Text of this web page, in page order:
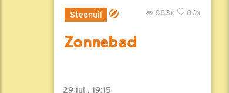
Steenuil 80x
883x
Zonnebad
29 jul , 19:15